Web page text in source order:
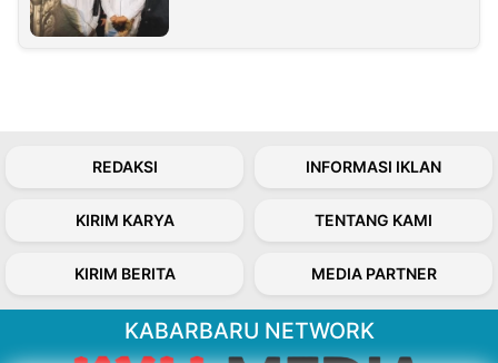
REDAKSI INFORMASI IKLAN
KIRIM KARYA TENTANG KAMI
KIRIM BERITA MEDIA PARTNER
KABARBARU NETWORK